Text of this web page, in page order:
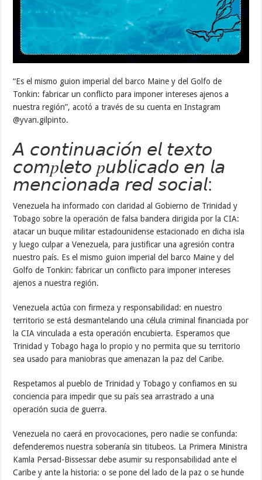
“Es el mismo guion imperial del barco Maine y del Golfo de
Tonkin: fabricar un conflicto para imponer intereses ajenos a
nuestra región”, acotó a través de su cuenta en Instagram
@yvan.gilpinto.
𝘈 𝘤𝘰𝘯𝘵𝘪𝘯𝘶𝘢𝘤𝘪𝘰́𝘯 𝘦𝘭 𝘵𝘦𝘹𝘵𝘰
𝘤𝘰𝘮𝑝𝘭𝘦𝘵𝘰 𝑝𝘶𝘣𝘭𝘪𝘤𝘢𝘥𝘰 𝘦𝘯 𝘭𝘢
𝘮𝘦𝘯𝘤𝘪𝘰𝘯𝘢𝘥𝘢 𝘳𝘦𝘥 𝘴𝘰𝘤𝘪𝘢𝘭:
Venezuela ha informado con claridad al Gobierno de Trinidad y
Tobago sobre la operación de falsa bandera dirigida por la CIA:
atacar un buque militar estadounidense estacionado en dicha isla
y luego culpar a Venezuela, para justificar una agresión contra
nuestro país. Es el mismo guion imperial del barco Maine y del
Golfo de Tonkin: fabricar un conflicto para imponer intereses
ajenos a nuestra región.
Venezuela actúa con firmeza y responsabilidad: en nuestro
territorio se está desmantelando una célula criminal financiada por
la CIA vinculada a esta operación encubierta. Esperamos que
Trinidad y Tobago haga lo propio y no permita que su territorio
sea usado para maniobras que amenazan la paz del Caribe.
Respetamos al pueblo de Trinidad y Tobago y confiamos en su
conciencia para impedir que su país sea arrastrado a una
operación sucia de guerra.
Venezuela no caerá en provocaciones, pero nadie se confunda:
defenderemos nuestra soberanía sin titubeos. La Primera Ministra
Kamla Persad-Bissessar debe asumir su responsabilidad ante el
Caribe y ante la historia: o se pone del lado de la paz o se hunde